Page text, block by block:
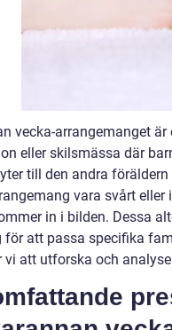
vecka-arrangemanget
eller skilsmässa där
till den andra
vara svårt
in i bilden. Dessa
för att passa specifika
vi att utforska och